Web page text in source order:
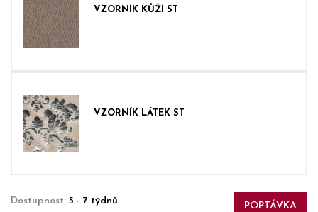
VZORNÍK KŮŽÍ ST
VZORNÍK LÁTEK ST
POPTÁVKA
Dostupnost: 5 - 7 týdnů